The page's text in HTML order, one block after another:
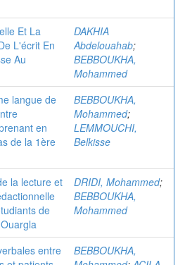
Et La
L'écrit En
Au
DAKHIA
Abdelouahab;
BEBBOUKHA,
Mohammed
langue de
en
de la 1ère
BEBBOUKHA,
Mohammed;
LEMMOUCHI,
Belkisse
la lecture et
de
DRIDI, Mohammed;
BEBBOUKHA,
Mohammed
entre
BEBBOUKHA,